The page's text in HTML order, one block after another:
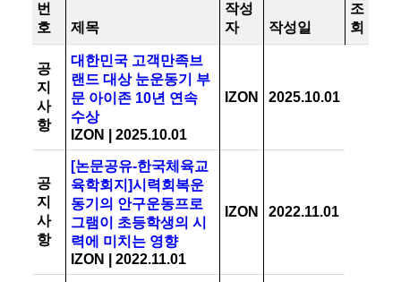
번
호
제목
작성
자
작성일
조
회
공
지
사
항
대한민국 고객만족브
랜드 대상 눈운동기 부
문 아이존 10년 연속
수상
IZON
2025.10.01
IZON 2025.10.01
공
지
사
항
[논문공유-한국체육교
육학회지]시력회복운
동기의 안구운동프로
그램이 초등학생의 시
력에 미치는 영향
IZON
2022.11.01
IZON 2022.11.01